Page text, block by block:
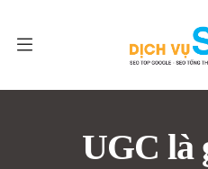
UGC là